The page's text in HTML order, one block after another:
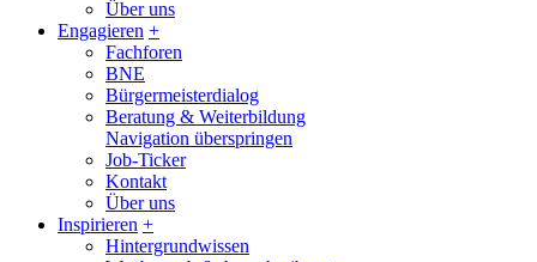
Über uns
Engagieren +
Fachforen
BNE
Bürgermeisterdialog
Beratung & Weiterbildung
Navigation überspringen
Job-Ticker
Kontakt
Über uns
Inspirieren +
Hintergrundwissen